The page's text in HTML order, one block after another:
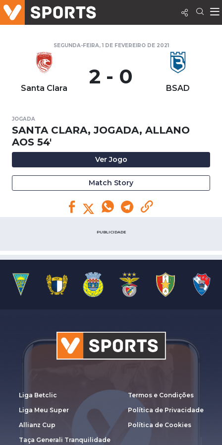
SEGUNDA-FEIRA, 1 DE FEVEREIRO DE 2021
Santa Clara 2 - 0 BSAD
JOGADA
SANTA CLARA, JOGADA, ALLANO
AOS 54'
Ver Jogo
Match Story
PUBLICIDADE
Liga Betclic
Liga Meu Super
Allianz Cup
Taça Generali Tranquilidade
Termos e Condições
Política de Privacidade
Política de Cookies